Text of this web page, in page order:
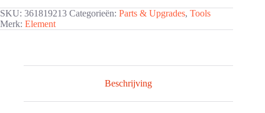
SKU: 361819213 Categorieën: Parts & Upgrades, Tools
Merk: Element
Beschrijving